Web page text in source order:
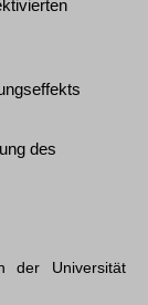
des
der Universität